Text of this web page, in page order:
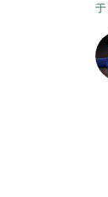
于